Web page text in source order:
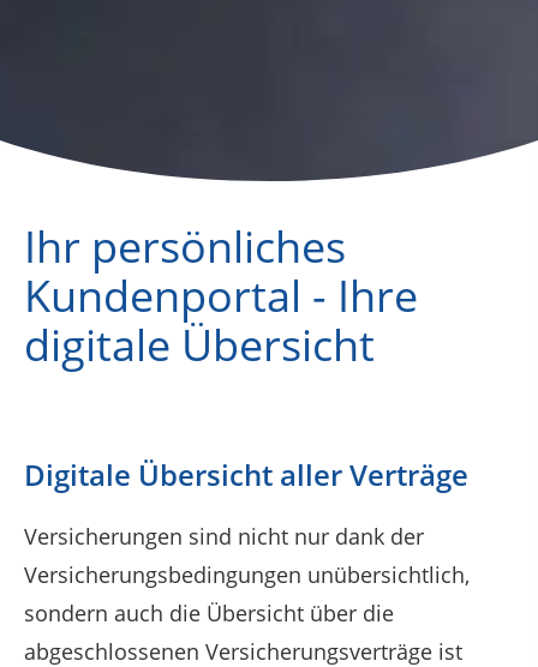
Ihr persönliches
Kundenportal - Ihre
digitale Übersicht
Digitale Übersicht aller Verträge
Versicherungen sind nicht nur dank der
Versicherungsbedingungen unübersichtlich,
sondern auch die Übersicht über die
abgeschlossenen Versicherungsverträge ist